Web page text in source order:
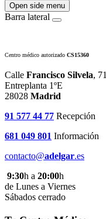
Open side menu
Barra lateral
Centro médico autorizado CS15360
Calle Francisco Silvela, 71
Entreplanta 1ºE
28028 Madrid
91 577 44 77 Recepción
681 049 801 Información
contacto@adelgar.es
9:30h a 20:00h
de Lunes a Viernes
Sábados cerrado